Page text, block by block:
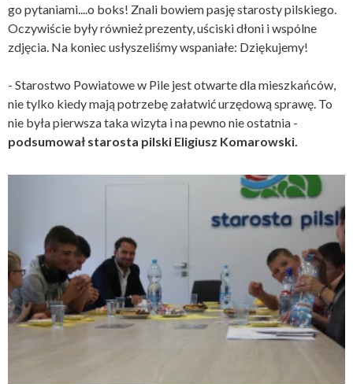
go pytaniami....o boks! Znali bowiem pasję starosty pilskiego.
Oczywiście były również prezenty, uściski dłoni i wspólne
zdjęcia. Na koniec usłyszeliśmy wspaniałe: Dziękujemy!
- Starostwo Powiatowe w Pile jest otwarte dla mieszkańców,
nie tylko kiedy mają potrzebę załatwić urzędową sprawę. To
nie była pierwsza taka wizyta i na pewno nie ostatnia -
podsumował starosta pilski Eligiusz Komarowski.